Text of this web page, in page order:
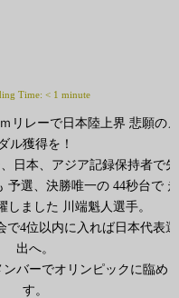
Time: < 1 minute
リレーで日本陸上界 悲願のメ
ダル獲得を！
日本、アジア記録保持者で先
予選、決勝唯一の 44秒台で 走
ました 川端魁人選手。
で4位以内に入れば日本代表選
出へ。
ンバーでオリンピックに臨め
す。